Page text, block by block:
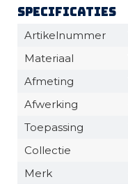
Specificaties
Artikelnummer
Materiaal
Afmeting
Afwerking
Toepassing
Collectie
Merk